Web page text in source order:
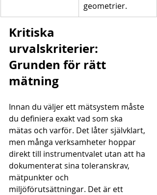
geometrier.
Kritiska
urvalskriterier:
Grunden för rätt
mätning
Innan du väljer ett mätsystem måste
du definiera exakt vad som ska
mätas och varför. Det låter självklart,
men många verksamheter hoppar
direkt till instrumentvalet utan att ha
dokumenterat sina toleranskrav,
mätpunkter och
miljöförutsättningar. Det är ett